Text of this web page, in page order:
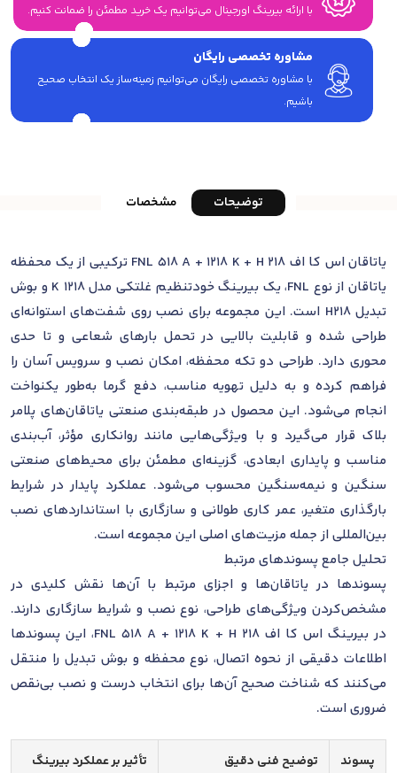
با ارائه بیرینگ اورجینال می‎‌توانیم یک خرید مطمئن را ضمانت کنیم.
مشاوره تخصصی رایگان
با مشاوره تخصصی رایگان می‌توانیم زمینه‌ساز یک انتخاب صحیح
باشیم.
توضیحات مشخصات
یاتاقان اس کا اف FNL 518 A + 1218 K + H 218 ترکیبی از یک محفظه
یاتاقان از نوع FNL، یک بیرینگ خودتنظیم غلتکی مدل 1218 K و بوش
تبدیل H218 است. این مجموعه برای نصب روی شفت‌های استوانه‌ای
طراحی شده و قابلیت بالایی در تحمل بارهای شعاعی و تا حدی
محوری دارد. طراحی دو تکه محفظه، امکان نصب و سرویس آسان را
فراهم کرده و به دلیل تهویه مناسب، دفع گرما به‌طور یکنواخت
انجام می‌شود. این محصول در طبقه‌بندی صنعتی یاتاقان‌های پلامر
بلاک قرار می‌گیرد و با ویژگی‌هایی مانند روانکاری مؤثر، آب‌بندی
مناسب و پایداری ابعادی، گزینه‌ای مطمئن برای محیط‌های صنعتی
سنگین و نیمه‌سنگین محسوب می‌شود. عملکرد پایدار در شرایط
بارگذاری متغیر، عمر کاری طولانی و سازگاری با استانداردهای نصب
بین‌المللی از جمله مزیت‌های اصلی این مجموعه است.
تحلیل جامع پسوندهای مرتبط
پسوندها در یاتاقان‌ها و اجزای مرتبط با آن‌ها نقش کلیدی در
مشخص‌کردن ویژگی‌های طراحی، نوع نصب و شرایط سازگاری دارند.
در بیرینگ اس کا اف FNL 518 A + 1218 K + H 218، این پسوندها
اطلاعات دقیقی از نحوه اتصال، نوع محفظه و بوش تبدیل را منتقل
می‌کنند که شناخت صحیح آن‌ها برای انتخاب درست و نصب بی‌نقص
ضروری است.
پسوند توضیح فنی دقیق تأثیر بر عملکرد بیرینگ